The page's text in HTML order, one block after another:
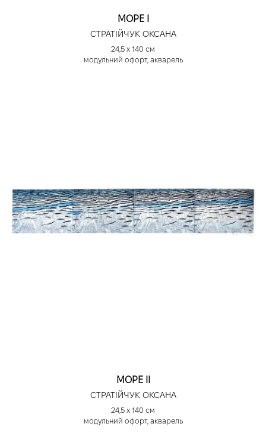
МОРЕ І
СТРАТІЙЧУК ОКСАНА
24,5 х 140 см
модульний офорт, акварель
МОРЕ ІІ
СТРАТІЙЧУК ОКСАНА
24,5 х 140 см
модульний офорт, акварель